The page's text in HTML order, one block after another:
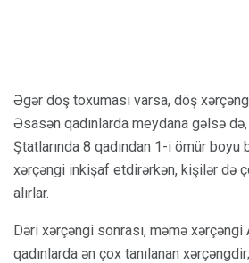
Əgər döş toxuması varsa, döş
Əsasən qadınlarda meydana gəlsə
Ştatlarında 8 qadından 1-i ömür boyu
xərçəngi inkişaf etdirərkən, kişilər də
alırlar.
Dəri xərçəngi sonrası, məmə xərçəngi
qadınlarda ən çox tanılanan